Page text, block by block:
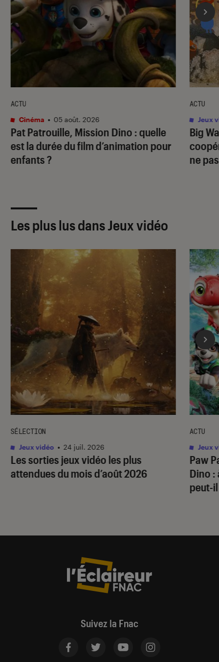
Pat Patrouille, Mission Dino : quelle
est la durée du film d’animation pour
enfants ?
ACTU
Cinéma • 05 août. 2026
Big
ne
ACTU
Jeux
Les plus lus dans Jeux vidéo
Les sorties jeux vidéo les plus
attendues du mois d’août 2026
SÉLECTION
Jeux vidéo • 24 juil. 2026
Paw
Dino :
peut-
ACTU
Jeux
Suivez la Fnac